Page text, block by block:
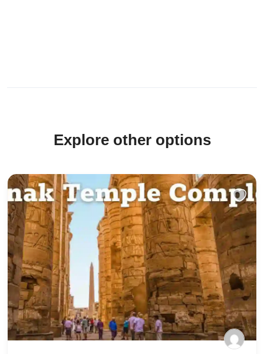
Explore other options